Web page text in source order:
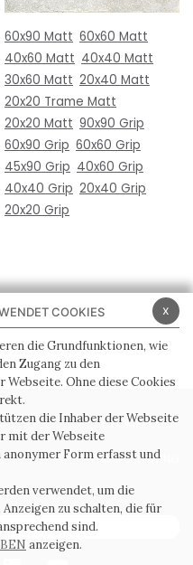
60x90 Matt 60x60 Matt
40x60 Matt 40x40 Matt
30x60 Matt 20x40 Matt
20x20 Trame Matt
20x20 Matt 90x90 Grip
60x90 Grip 60x60 Grip
45x90 Grip 40x60 Grip
40x40 Grip 20x40 Grip
20x20 Grip
COOKIE POLICY
WHISTLEBLOWING
NEWSLETTER
x
COOKIES
die Grundfunktionen, wie
Zugang zu den
Ohne diese Cookies
die Inhaber der Webseite
mit der Webseite
Form erfasst und
verwendet, um die
zu schalten, die für
sind.
anzeigen.